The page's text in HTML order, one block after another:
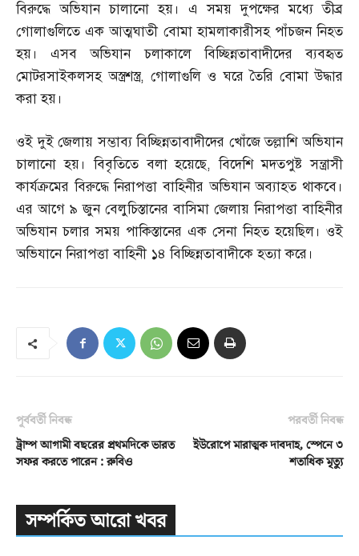
বিরুদ্ধে অভিযান চালানো হয়। এ সময় দুপক্ষের মধ্যে তীব্র
গোলাগুলিতে এক আত্মঘাতী বোমা হামলাকারীসহ পাঁচজন নিহত
হয়। এসব অভিযান চলাকালে বিচ্ছিন্নতাবাদীদের ব্যবহৃত
মোটরসাইকলসহ অস্ত্রশস্ত্র,গোলাগুলি ও ঘরে তৈরি বোমা উদ্ধার
করা হয়।
ওই দুই জেলায় সম্ভাব্য বিচ্ছিন্নতাবাদীদের খোঁজে তল্লাশি অভিযান
চালানো হয়। বিবৃতিতে বলা হয়েছে,বিদেশি মদতপুষ্ট সন্ত্রাসী
কার্যক্রমের বিরুদ্ধে নিরাপত্তা বাহিনীর অভিযান অব্যাহত থাকবে।
এর আগে ৯ জুন বেলুচিস্তানের বাসিমা জেলায় নিরাপত্তা বাহিনীর
অভিযান চলার সময় পাকিস্তানের এক সেনা নিহত হয়েছিল। ওই
অভিযানে নিরাপত্তা বাহিনী ১৪ বিচ্ছিন্নতাবাদীকে হত্যা করে।
পূর্ববর্তী নিবন্ধ
ট্রাম্প আগামী বছরের প্রথমদিকে ভারত
সফর করতে পারেন : রুবিও
পরবর্তী নিবন্ধ
ইউরোপে মারাত্মক দাবদাহ, স্পেনে ৩
শতাধিক মৃত্যু
সম্পর্কিত আরো খবর